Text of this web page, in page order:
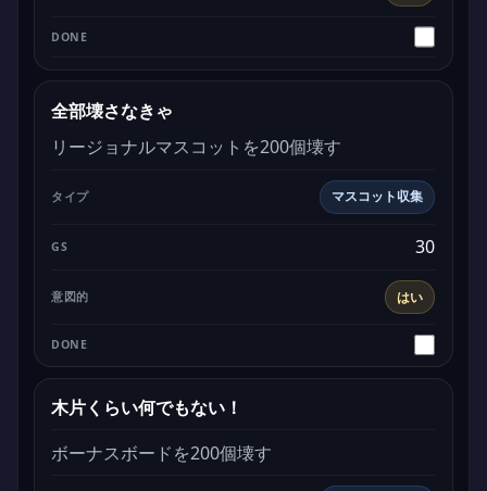
全部壊さなきゃ
リージョナルマスコットを200個壊す
マスコット収集
はい
30
木片くらい何でもない！
ボーナスボードを200個壊す